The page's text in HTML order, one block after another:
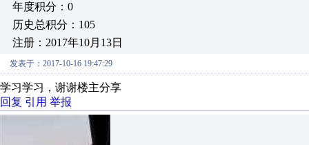
年度积分：0
历史总积分：105
注册：2017年10月13日
发表于：2017-10-16 19:47:29
学习学习，谢谢楼主分享
回复 引用 举报